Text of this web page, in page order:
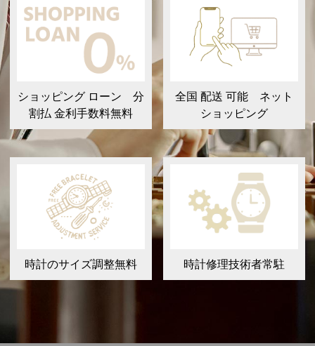
ショッピング ローン 分
割払 金利手数料無料
全国 配送 可能 ネット
ショッピング
時計のサイズ調整無料 時計修理技術者常駐